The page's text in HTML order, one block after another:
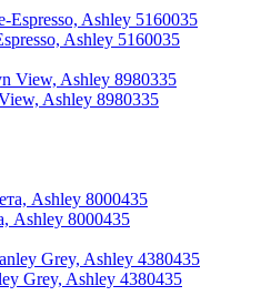
Ashley 5160035
Ashley 8980335
Ashley 8000435
Grey, Ashley 4380435